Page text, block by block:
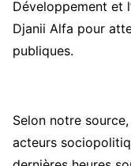
Développement et
Djanii Alfa pour
publiques.
Selon notre
acteurs